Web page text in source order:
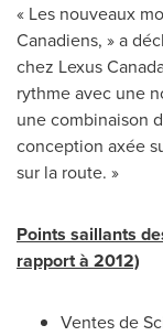
« Les nouveaux
Canadiens, » a
chez Lexus
rythme avec une
une combinaison
conception axée
sur la route. »
Points saillants
rapport à 2012)
Ventes de